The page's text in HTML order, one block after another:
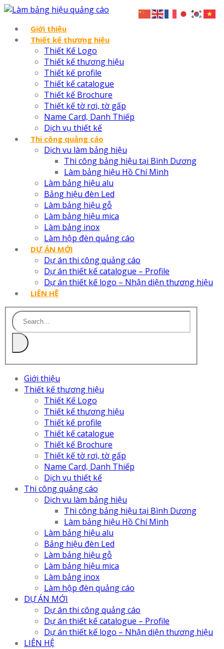
Giới thiệu
Thiết kế thương hiệu
Thiết Kế Logo
Thiết kế thương hiệu
Thiết kế profile
Thiết kế catalogue
Thiết kế Brochure
Thiết kế tờ rơi, tờ gấp
Name Card, Danh Thiếp
Dịch vụ thiết kế
Thi công quảng cáo
Dịch vu làm bảng hiệu
Thi công bảng hiệu tại Bình Dương
Làm bảng hiệu Hồ Chí Minh
Làm bảng hiệu alu
Bảng hiệu đèn Led
Làm bảng hiệu gỗ
Làm bảng hiệu mica
Làm bảng inox
Làm hộp đèn quảng cáo
DỰ ÁN MỚI
Dự án thi công quảng cáo
Dự án thiết kế catalogue – Profile
Dự án thiết kế logo – Nhận diện thương hiệu
LIÊN HỆ
Giới thiệu
Thiết kế thương hiệu
Thiết Kế Logo
Thiết kế thương hiệu
Thiết kế profile
Thiết kế catalogue
Thiết kế Brochure
Thiết kế tờ rơi, tờ gấp
Name Card, Danh Thiếp
Dịch vụ thiết kế
Thi công quảng cáo
Dịch vu làm bảng hiệu
Thi công bảng hiệu tại Bình Dương
Làm bảng hiệu Hồ Chí Minh
Làm bảng hiệu alu
Bảng hiệu đèn Led
Làm bảng hiệu gỗ
Làm bảng hiệu mica
Làm bảng inox
Làm hộp đèn quảng cáo
DỰ ÁN MỚI
Dự án thi công quảng cáo
Dự án thiết kế catalogue – Profile
Dự án thiết kế logo – Nhận diện thương hiệu
LIÊN HỆ